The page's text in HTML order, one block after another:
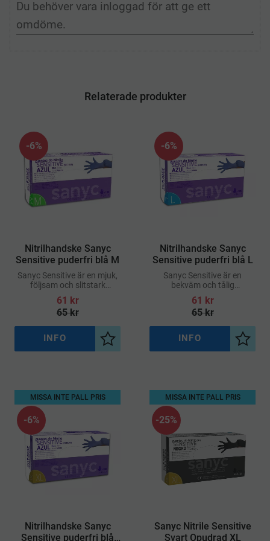
Relaterade produkter
​Nitrilhandske Sanyc
Sensitive puderfri blå M
Sanyc Sensitive är en mjuk,
följsam och slitstark
engångshandske i nitril,
designad för att ge optimal
komfort och skydd i miljöer
61 kr
65kr
6%
Lägg till i önskelista
INFO
​Nitrilhandske Sanyc
Sensitive puderfri blå L
Sanyc Sensitive är en
bekväm och tålig
engångshandske av nitril,
framtagen för att möta
höga krav på hygien och
61 kr
65kr
6%
Lägg
INFO
​Nitrilhandske Sanyc
Sensitive puderfri blå
6%
MISSA INTE PALL PRIS
​Sanyc Nitrile Sensitive
Svart Opudrad XL
25%
MISSA INTE PALL PRIS